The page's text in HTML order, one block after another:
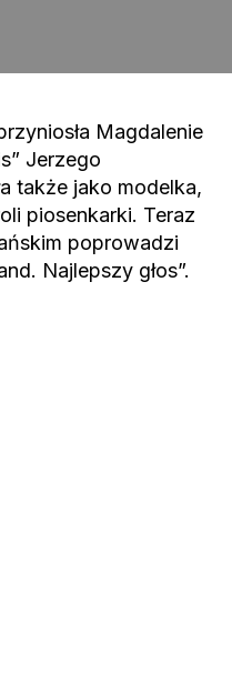
Magdalenie
Jerzego
także jako modelka,
piosenkarki. Teraz
poprowadzi
Najlepszy głos”.